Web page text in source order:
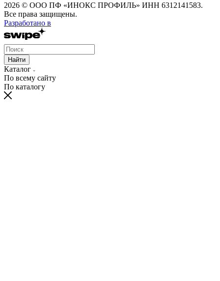
2026 © ООО ПФ «ИНОКС ПРОФИЛЬ» ИНН 6312141583.
Все права защищены.
Разработано в
Найти
Каталог
По всему сайту
По каталогу